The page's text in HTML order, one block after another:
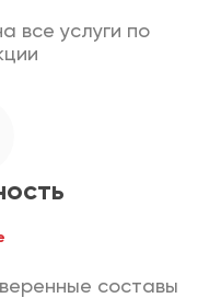
все услуги по
составы